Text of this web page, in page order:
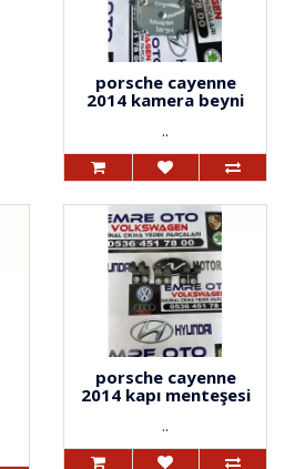
porsche cayenne
2014 kamera beyni
..
porsche cayenne
2014 kapı menteşesi
..